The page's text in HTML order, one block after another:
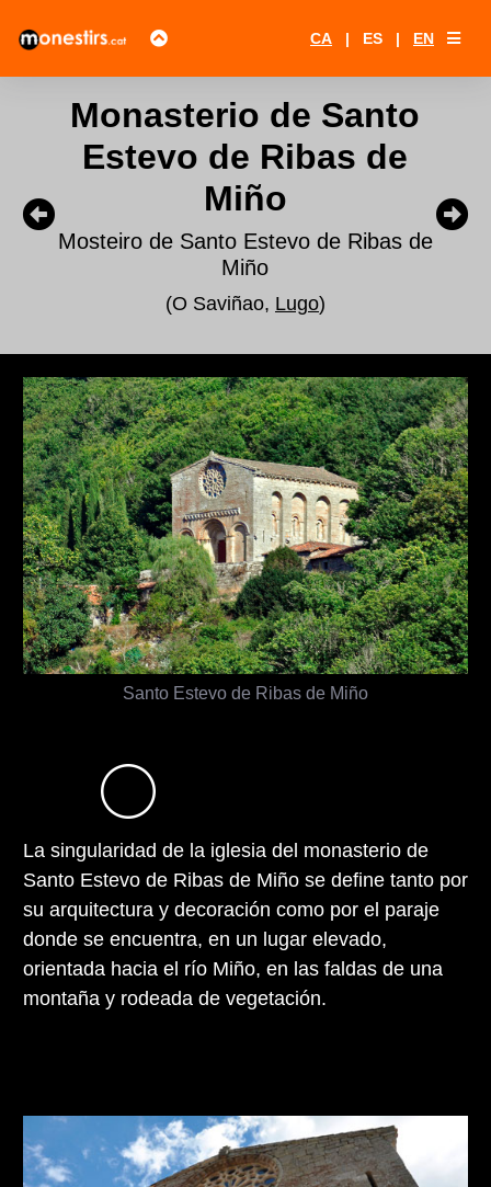
CA | ES | EN
Monasterio de Santo
Estevo de Ribas de
Miño
Mosteiro de Santo Estevo de Ribas de
Miño
(O Saviñao, Lugo)
Santo Estevo de Ribas de Miño
La singularidad de la iglesia del monasterio de
Santo Estevo de Ribas de Miño se define tanto por
su arquitectura y decoración como por el paraje
donde se encuentra, en un lugar elevado,
orientada hacia el río Miño, en las faldas de una
montaña y rodeada de vegetación.